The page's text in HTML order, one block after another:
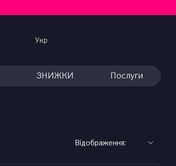
Укр
ЗНИЖКИ Послуги
Відображення: